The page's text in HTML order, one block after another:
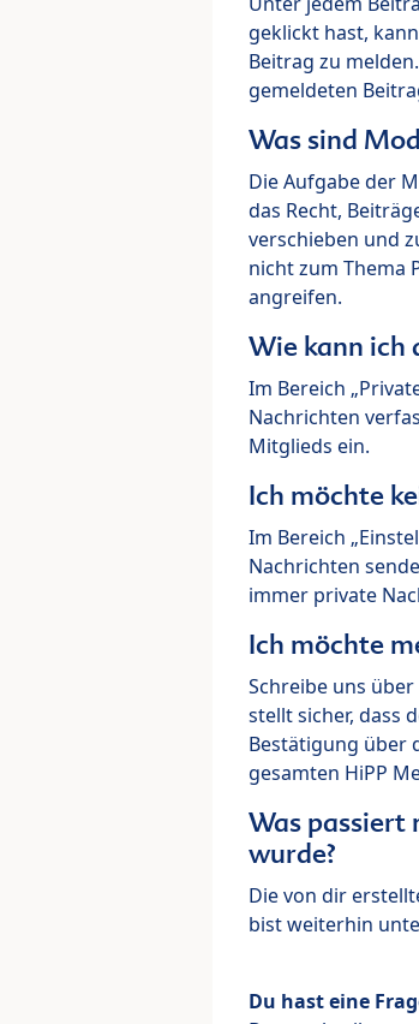
geklickt hast,
Beitrag zu
gemeldeten
Was sind
Die Aufgabe der
das Recht,
verschieben und
nicht zum Thema
angreifen.
Wie kann ich
Im Bereich
Nachrichten
Mitglieds ein.
Ich möchte
Im Bereich
Nachrichten
immer private
Ich möchte
Schreibe uns
stellt sicher, dass
Bestätigung über
gesamten HiPP
Was passiert
wurde?
Die von dir
bist weiterhin
Du hast eine